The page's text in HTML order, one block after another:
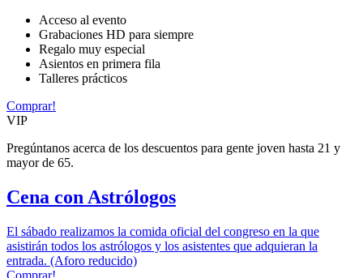
Acceso al evento
Grabaciones HD para siempre
Regalo muy especial
Asientos en primera fila
Talleres prácticos
Comprar!
VIP
Pregúntanos acerca de los descuentos para gente joven hasta 21 y
mayor de 65.
Cena con Astrólogos
El sábado realizamos la comida oficial del congreso en la que
asistirán todos los astrólogos y los asistentes que adquieran la
entrada. (Aforo reducido)
Comprar!